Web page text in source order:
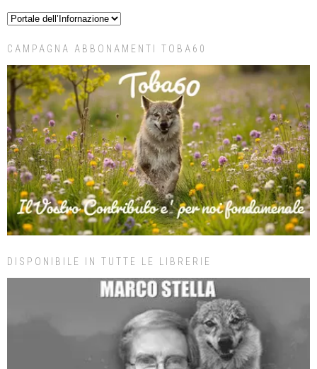
CAMPAGNA ABBONAMENTI TOBA60
DISPONIBILE IN TUTTE LE LIBRERIE